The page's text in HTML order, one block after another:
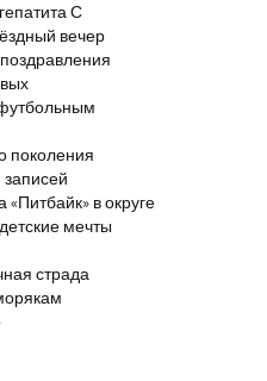
С
вечер
поколения
в округе
мечты
страда